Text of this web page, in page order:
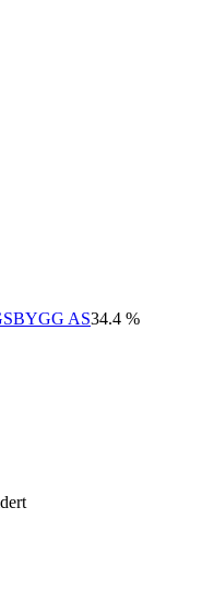
AS34.4 %